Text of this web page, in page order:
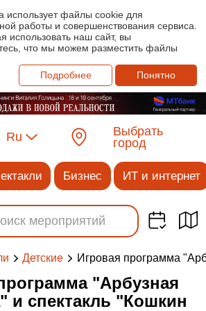
использует файлы cookie для
работы и совершенствования сервиса.
использовать наш сайт, вы
что мы можем разместить файлы
Подробнее
Понятно
Ru
Выбрать
город
Бизнес ИТ и интернет
Детские Игровая программа
"Арбузная
и спектакль "Кошкин